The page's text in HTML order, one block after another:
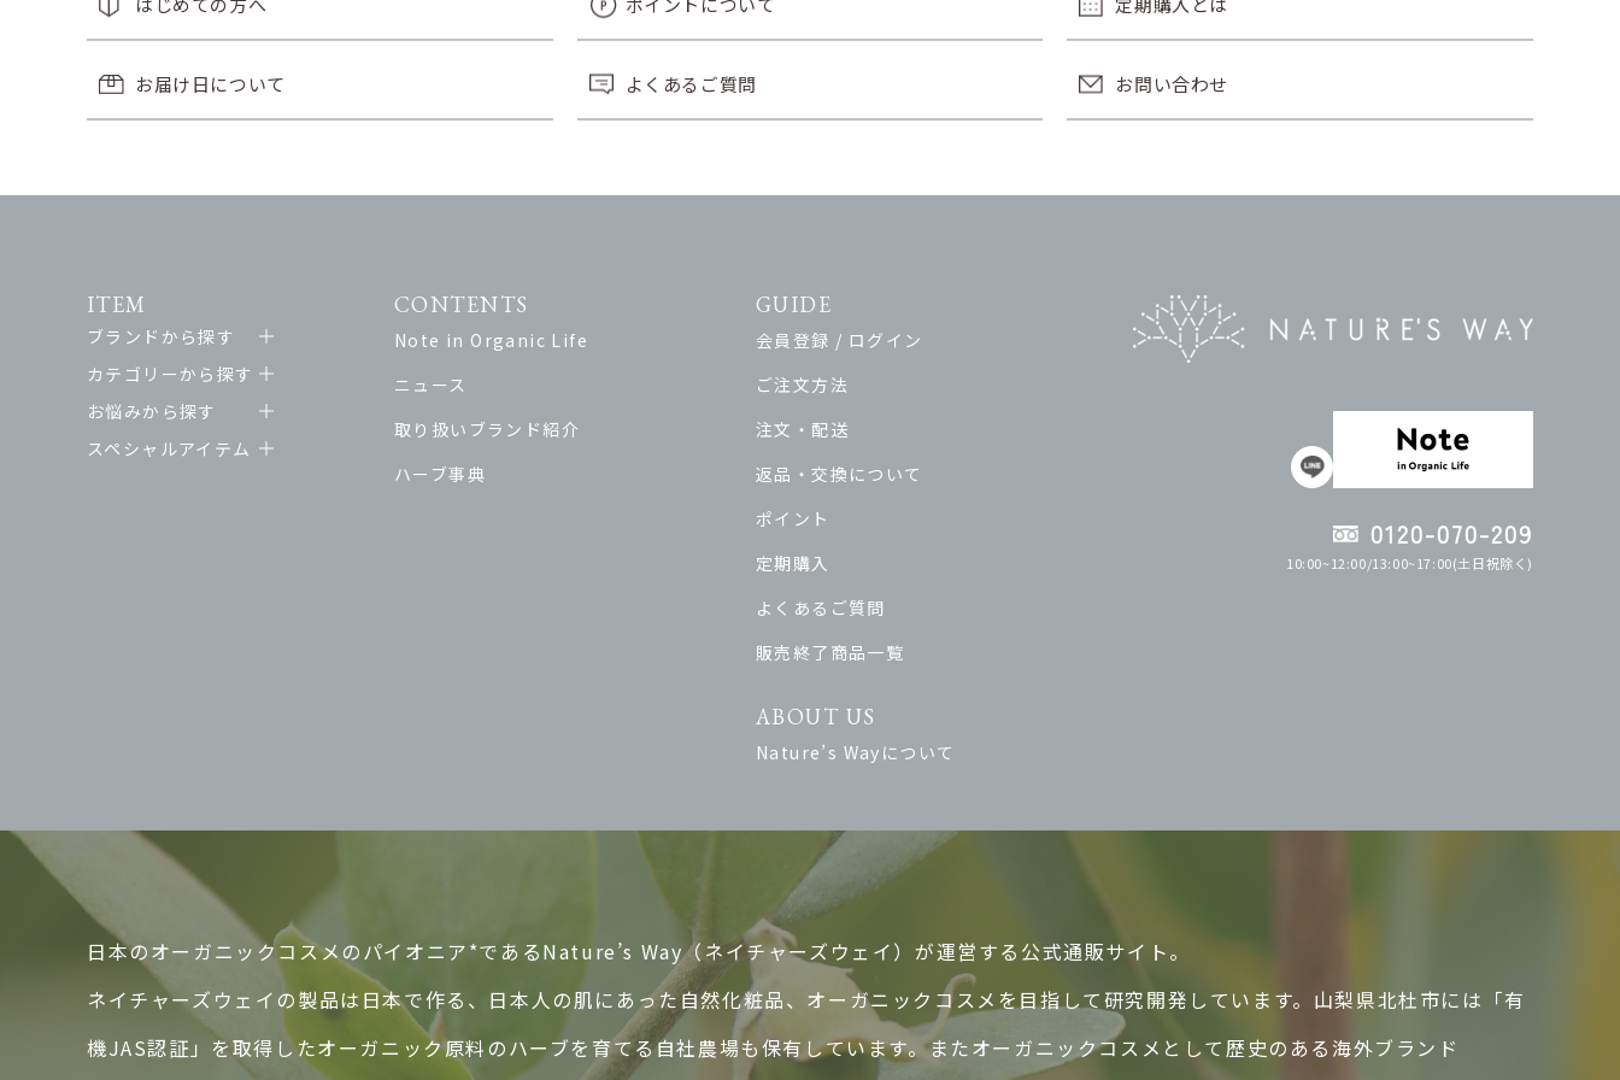
お届け日について よくあるご質問 お問い合わせ
ITEM
ブランドから探す
カテゴリーから探す
お悩みから探す
スペシャルアイテム
CONTENTS
Note in Organic Life
ニュース
取り扱いブランド紹介
ハーブ事典
GUIDE
会員登録 / ログイン
ご注文方法
注文・配送
返品・交換について
ポイント
定期購入
よくあるご質問
販売終了商品一覧
ABOUT US
Nature’s Wayについて
0120-070-209
10:00~12:00/13:00~17:00(土日祝除く)
日本のオーガニックコスメのパイオニア*であるNature’s Way（ネイチャーズウェイ）が運営する公式通販サイト。
ネイチャーズウェイの製品は日本で作る、日本人の肌にあった自然化粧品、オーガニックコスメを目指して研究開発しています。山梨県北杜市には「有
機JAS認証」を取得したオーガニック原料のハーブを育てる自社農場も保有しています。またオーガニックコスメとして歴史のある海外ブランド